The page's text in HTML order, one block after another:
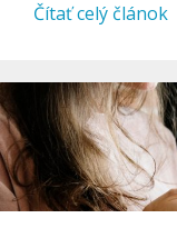
Čítať celý článok